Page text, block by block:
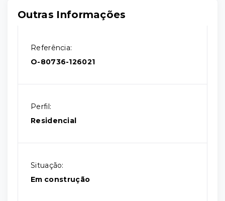
Outras Informações
Referência:
O-80736-126021
Perfil:
Residencial
Situação:
Em construção